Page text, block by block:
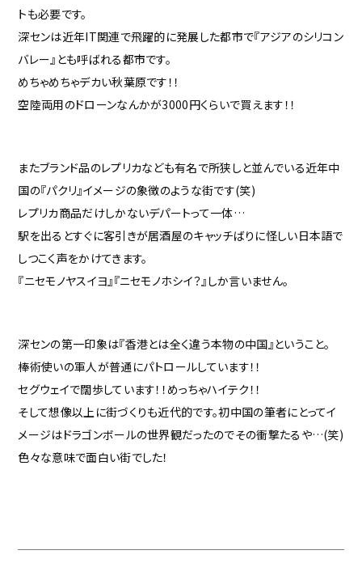
トも必要です。
深センは近年IT関連で飛躍的に発展した都市で『アジアのシリコン
バレー』とも呼ばれる都市です。
めちゃめちゃデカい秋葉原です！！
空陸両用のドローンなんかが3000円くらいで買えます！！
またブランド品のレプリカなども有名で所狭しと並んでいる近年中
国の『パクリ』イメージの象徴のような街です(笑)
レプリカ商品だけしかないデパートって一体…
駅を出るとすぐに客引きが居酒屋のキャッチばりに怪しい日本語で
しつこく声をかけてきます。
『ニセモノヤスイヨ』『ニセモノホシイ？』しか言いません。
深センの第一印象は『香港とは全く違う本物の中国』ということ。
棒術使いの軍人が普通にパトロールしています！！
セグウェイで闊歩しています！！めっちゃハイテク！！
そして想像以上に街づくりも近代的です。初中国の筆者にとってイ
メージはドラゴンボールの世界観だったのでその衝撃たるや…(笑)
色々な意味で面白い街でした！